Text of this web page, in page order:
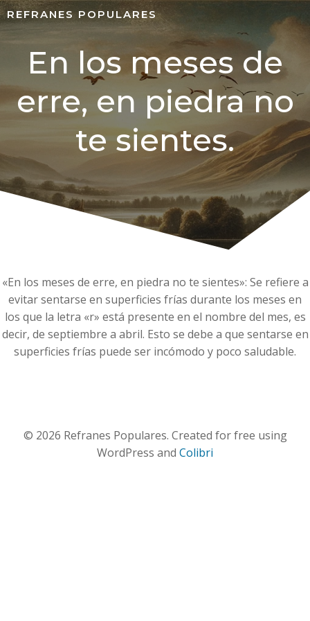
REFRANES POPULARES
En los meses de
erre, en piedra no
te sientes.
«En los meses de erre, en piedra no te sientes»: Se refiere a
evitar sentarse en superficies frías durante los meses en
los que la letra «r» está presente en el nombre del mes, es
decir, de septiembre a abril. Esto se debe a que sentarse en
superficies frías puede ser incómodo y poco saludable.
© 2026 Refranes Populares. Created for free using
WordPress and Colibri